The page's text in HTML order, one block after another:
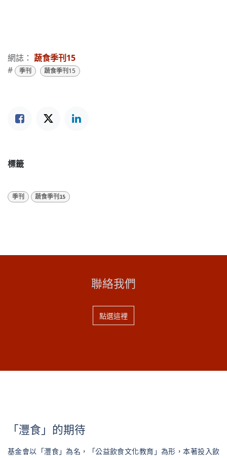
網誌： 蔬食季刊15
#
季刊 蔬食季刊15
標籤
季刊 蔬食季刊15
聯絡我們
點選這裡
「灃食」的期待
基金會以「灃食」為名，「公益飲食文化教育」為形，本著投入飲